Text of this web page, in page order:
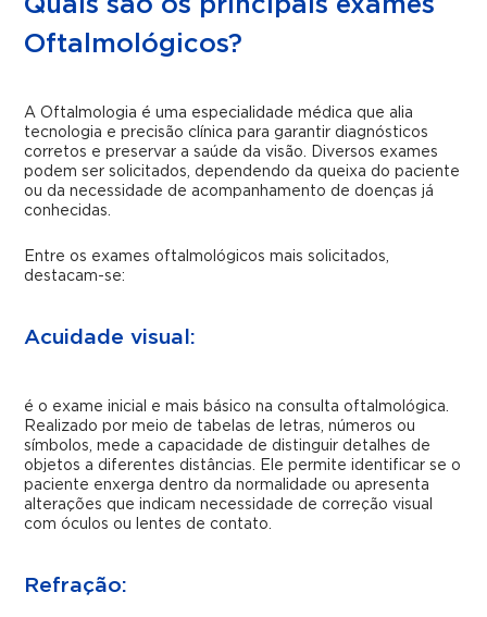
Quais são os principais exames
Oftalmológicos?
A Oftalmologia é uma especialidade médica que alia
tecnologia e precisão clínica para garantir diagnósticos
corretos e preservar a saúde da visão. Diversos exames
podem ser solicitados, dependendo da queixa do paciente
ou da necessidade de acompanhamento de doenças já
conhecidas.
Entre os exames oftalmológicos mais solicitados,
destacam-se:
Acuidade visual:
é o exame inicial e mais básico na consulta oftalmológica.
Realizado por meio de tabelas de letras, números ou
símbolos, mede a capacidade de distinguir detalhes de
objetos a diferentes distâncias. Ele permite identificar se o
paciente enxerga dentro da normalidade ou apresenta
alterações que indicam necessidade de correção visual
com óculos ou lentes de contato.
Refração: